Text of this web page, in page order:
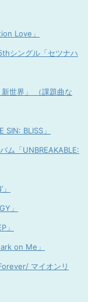
Love」
シングル「セツナハ
世界」 （課題曲な
BLISS」
ム「UNBREAKABLE:
」
」
on Me」
マイオンリ